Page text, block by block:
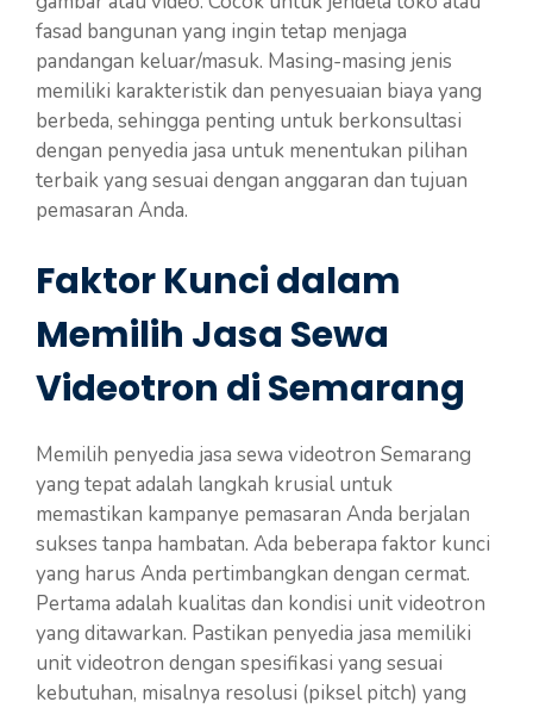
fasad bangunan yang ingin tetap menjaga
pandangan keluar/masuk. Masing-masing jenis
memiliki karakteristik dan penyesuaian biaya yang
berbeda, sehingga penting untuk berkonsultasi
dengan penyedia jasa untuk menentukan pilihan
terbaik yang sesuai dengan anggaran dan tujuan
pemasaran Anda.
Faktor Kunci dalam
Memilih Jasa Sewa
Videotron di Semarang
Memilih penyedia jasa sewa videotron Semarang
yang tepat adalah langkah krusial untuk
memastikan kampanye pemasaran Anda berjalan
sukses tanpa hambatan. Ada beberapa faktor kunci
yang harus Anda pertimbangkan dengan cermat.
Pertama adalah kualitas dan kondisi unit videotron
yang ditawarkan. Pastikan penyedia jasa memiliki
unit videotron dengan spesifikasi yang sesuai
kebutuhan, misalnya resolusi (piksel pitch) yang